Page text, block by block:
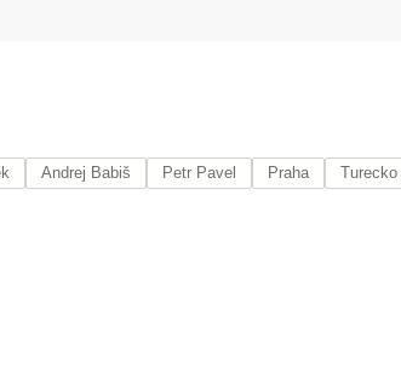
Andrej Babiš Petr Pavel Praha Turecko